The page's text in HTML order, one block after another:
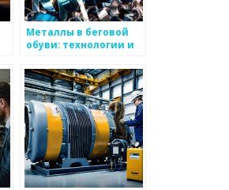
Металлы в беговой
обуви: технологии и